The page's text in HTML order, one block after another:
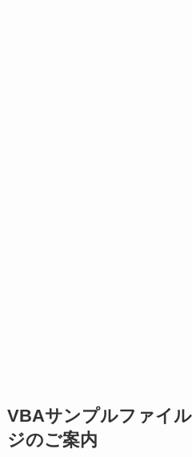
VBAサンプルファイ
ジのご案内